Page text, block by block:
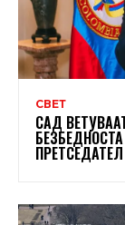
СВЕТ
САД